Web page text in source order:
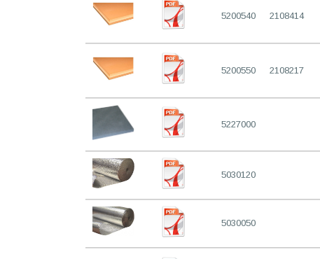
5200540 2108414
5200550 2108217
5227000
5030120
5030050